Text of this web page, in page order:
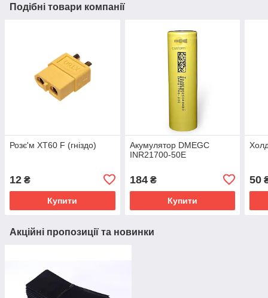
Подібні товари компанії
Розє'м XT60 F (гніздо)
12 ₴
Купити
Акумулятор DMEGC
INR21700-50E
184₴
Купити
50
Акційні пропозиції та новинки